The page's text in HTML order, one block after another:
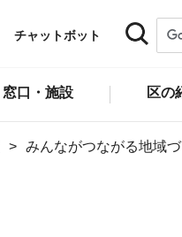
チャットボット
窓口・施設 区の
みんながつながる地域